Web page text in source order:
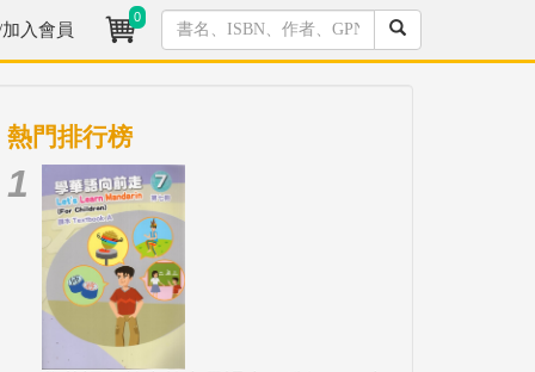
入會員
0
熱門排行榜
1